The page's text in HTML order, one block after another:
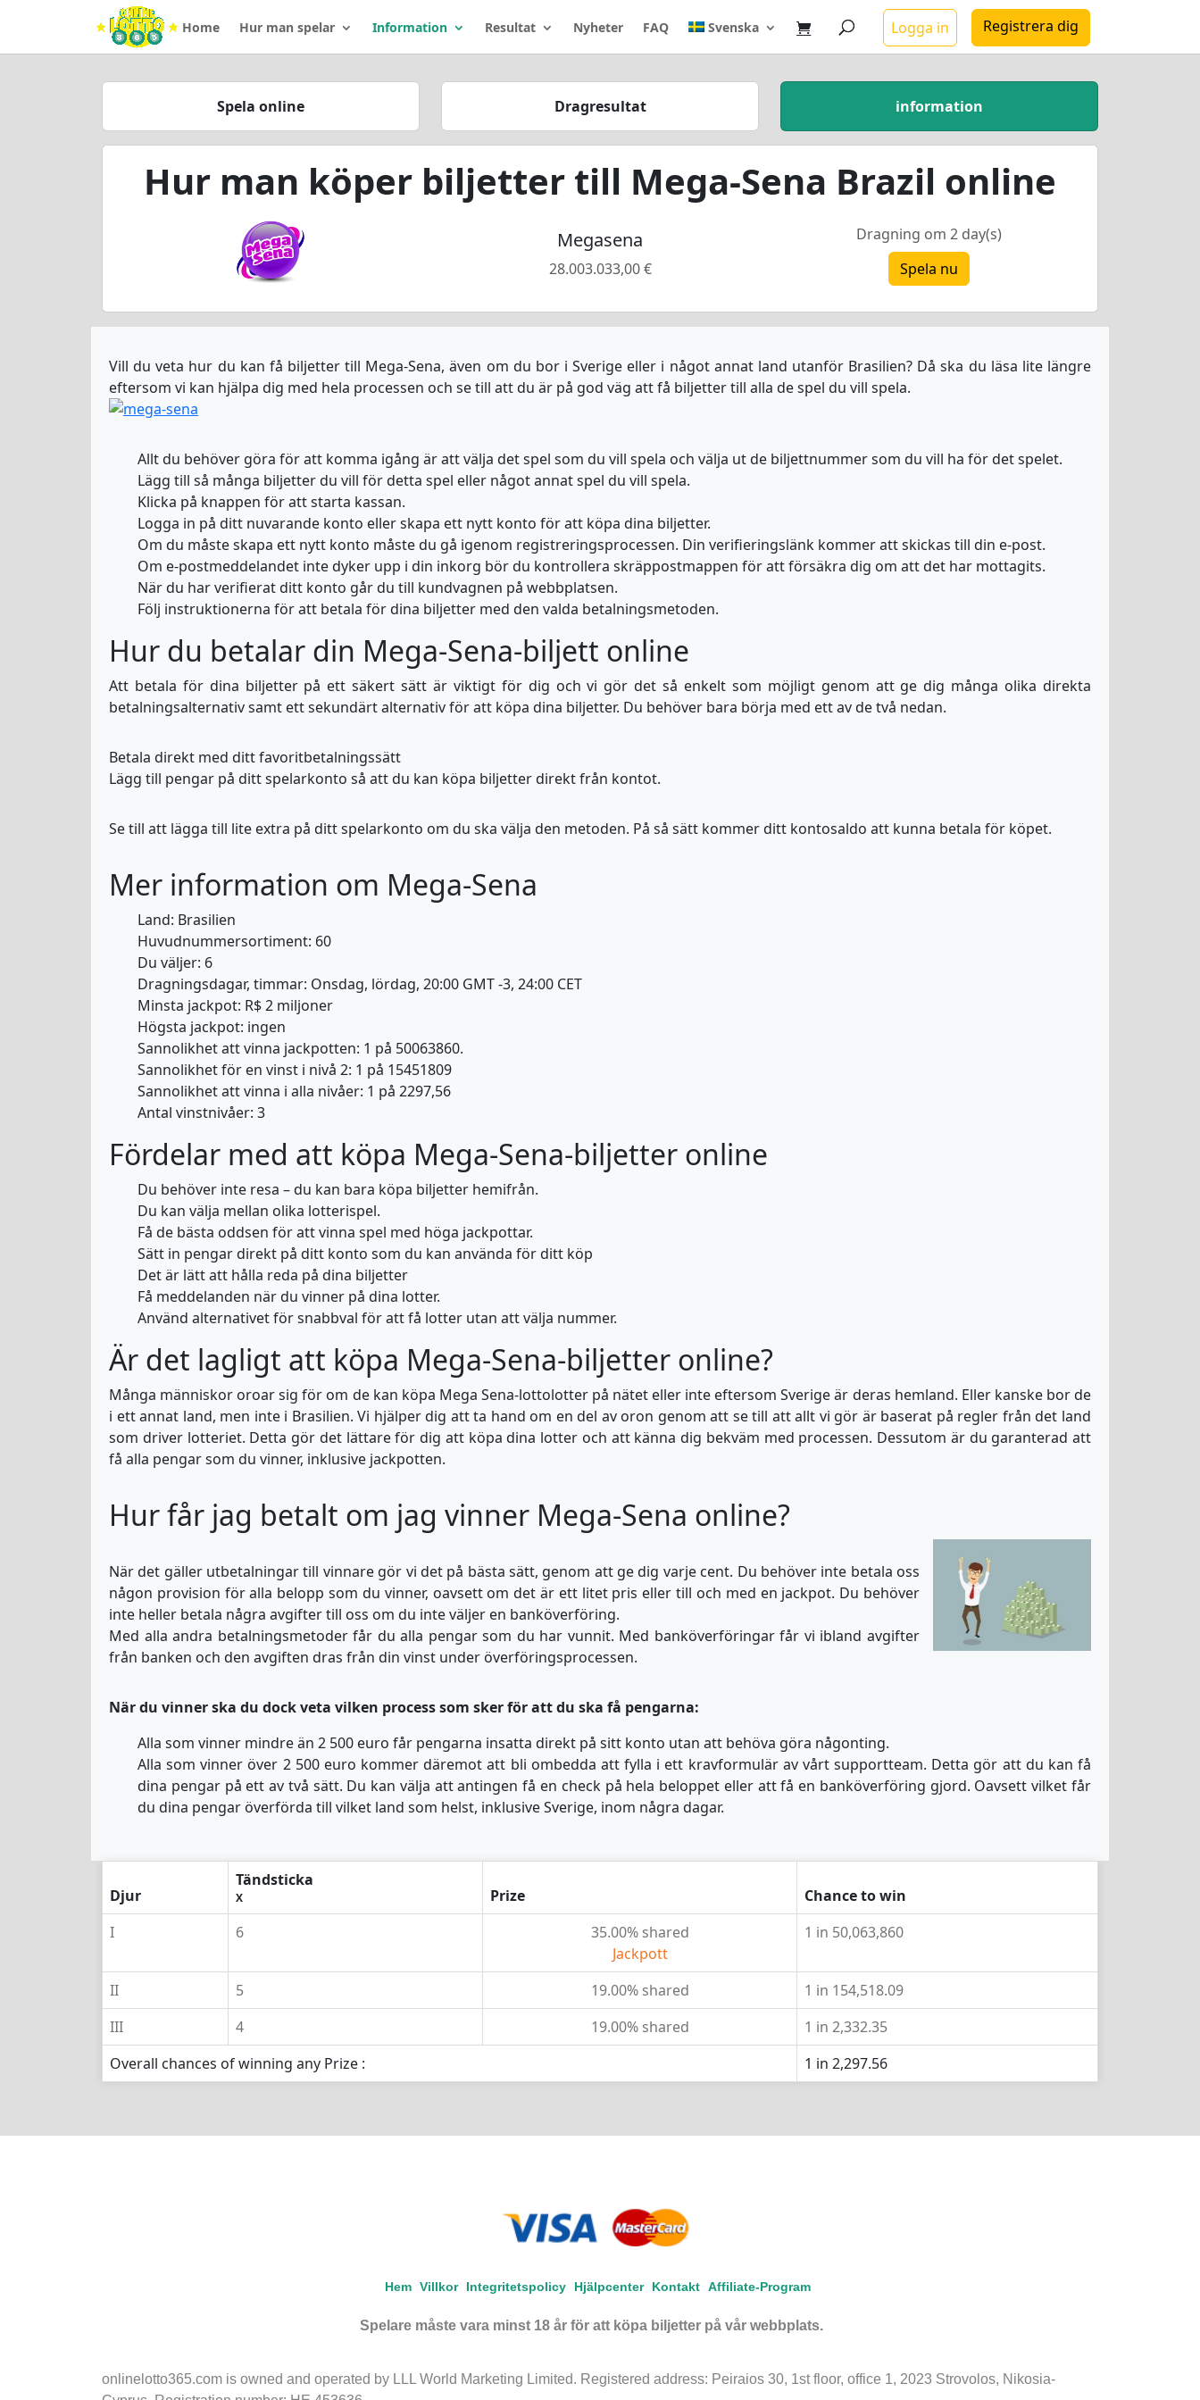
Home Hur man spelar Information Resultat Nyheter FAQ Svenska Logga in Registrera dig
Spela online Dragresultat information
Hur man köper biljetter till Mega-Sena Brazil online
Megasena
28.003.033,00 €
Dragning om 2 day(s)
Spela nu
Vill du veta hur du kan få biljetter till Mega-Sena, även om du bor i Sverige eller i något annat land utanför Brasilien? Då ska du läsa lite längre
eftersom vi kan hjälpa dig med hela processen och se till att du är på god väg att få biljetter till alla de spel du vill spela.
Allt du behöver göra för att komma igång är att välja det spel som du vill spela och välja ut de biljettnummer som du vill ha för det spelet.
Lägg till så många biljetter du vill för detta spel eller något annat spel du vill spela.
Klicka på knappen för att starta kassan.
Logga in på ditt nuvarande konto eller skapa ett nytt konto för att köpa dina biljetter.
Om du måste skapa ett nytt konto måste du gå igenom registreringsprocessen. Din verifieringslänk kommer att skickas till din e-post.
Om e-postmeddelandet inte dyker upp i din inkorg bör du kontrollera skräppostmappen för att försäkra dig om att det har mottagits.
När du har verifierat ditt konto går du till kundvagnen på webbplatsen.
Följ instruktionerna för att betala för dina biljetter med den valda betalningsmetoden.
Hur du betalar din Mega-Sena-biljett online
Att betala för dina biljetter på ett säkert sätt är viktigt för dig och vi gör det så enkelt som möjligt genom att ge dig många olika direkta
betalningsalternativ samt ett sekundärt alternativ för att köpa dina biljetter. Du behöver bara börja med ett av de två nedan.
Betala direkt med ditt favoritbetalningssätt
Lägg till pengar på ditt spelarkonto så att du kan köpa biljetter direkt från kontot.
Se till att lägga till lite extra på ditt spelarkonto om du ska välja den metoden. På så sätt kommer ditt kontosaldo att kunna betala för köpet.
Mer information om Mega-Sena
Land: Brasilien
Huvudnummersortiment: 60
Du väljer: 6
Dragningsdagar, timmar: Onsdag, lördag, 20:00 GMT -3, 24:00 CET
Minsta jackpot: R$ 2 miljoner
Högsta jackpot: ingen
Sannolikhet att vinna jackpotten: 1 på 50063860.
Sannolikhet för en vinst i nivå 2: 1 på 15451809
Sannolikhet att vinna i alla nivåer: 1 på 2297,56
Antal vinstnivåer: 3
Fördelar med att köpa Mega-Sena-biljetter online
Du behöver inte resa – du kan bara köpa biljetter hemifrån.
Du kan välja mellan olika lotterispel.
Få de bästa oddsen för att vinna spel med höga jackpottar.
Sätt in pengar direkt på ditt konto som du kan använda för ditt köp
Det är lätt att hålla reda på dina biljetter
Få meddelanden när du vinner på dina lotter.
Använd alternativet för snabbval för att få lotter utan att välja nummer.
Är det lagligt att köpa Mega-Sena-biljetter online?
Många människor oroar sig för om de kan köpa Mega Sena-lottolotter på nätet eller inte eftersom Sverige är deras hemland. Eller kanske bor de
i ett annat land, men inte i Brasilien. Vi hjälper dig att ta hand om en del av oron genom att se till att allt vi gör är baserat på regler från det land
som driver lotteriet. Detta gör det lättare för dig att köpa dina lotter och att känna dig bekväm med processen. Dessutom är du garanterad att
få alla pengar som du vinner, inklusive jackpotten.
Hur får jag betalt om jag vinner Mega-Sena online?
När det gäller utbetalningar till vinnare gör vi det på bästa sätt, genom att ge dig varje cent. Du behöver inte betala oss
någon provision för alla belopp som du vinner, oavsett om det är ett litet pris eller till och med en jackpot. Du behöver
inte heller betala några avgifter till oss om du inte väljer en banköverföring.
Med alla andra betalningsmetoder får du alla pengar som du har vunnit. Med banköverföringar får vi ibland avgifter
från banken och den avgiften dras från din vinst under överföringsprocessen.
När du vinner ska du dock veta vilken process som sker för att du ska få pengarna:
Alla som vinner mindre än 2 500 euro får pengarna insatta direkt på sitt konto utan att behöva göra någonting.
Alla som vinner över 2 500 euro kommer däremot att bli ombedda att fylla i ett kravformulär av vårt supportteam. Detta gör att du kan få
dina pengar på ett av två sätt. Du kan välja att antingen få en check på hela beloppet eller att få en banköverföring gjord. Oavsett vilket får
du dina pengar överförda till vilket land som helst, inklusive Sverige, inom några dagar.
Djur
Tändsticka
X Prize
Chance to win
I
6
35.00% shared
Jackpott
1 in 50,063,860
II 5 19.00% shared
1 in 154,518.09
III
4 19.00% shared
1 in 2,332.35
Overall chances of winning any Prize :
1 in 2,297.56
Hem Villkor Integritetspolicy Hjälpcenter Kontakt Affiliate-Program
Spelare måste vara minst 18 år för att köpa biljetter på vår webbplats.
onlinelotto365.com is owned and operated by LLL World Marketing Limited. Registered address: Peiraios 30, 1st floor, office 1, 2023 Strovolos, Nikosia-